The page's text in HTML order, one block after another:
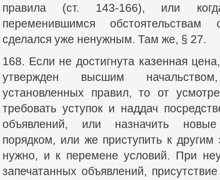
правила (ст. 143-166), или
переменившимся
сделался уже ненужным. Там же, § 27.
168. Если не достигнута казенная
утвержден высшим
установленных правил, то от
требовать уступок и наддач
объявлений, или назначить
порядком, или же приступить к
нужно, и к перемене условий. При
запечатанных объявлений,